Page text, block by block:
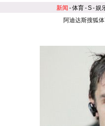
新闻 -体育-S-娱
阿迪达斯搜狐